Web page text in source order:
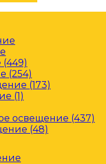
(254)
(173)
(1)
освещение (437)
(48)